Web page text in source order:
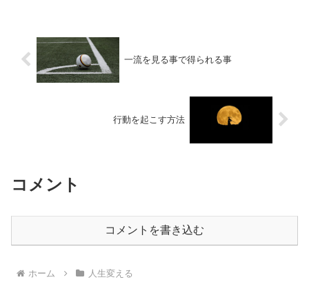
一流を見る事で得られる事
行動を起こす方法
コメント
コメントを書き込む
ホーム 人生変える